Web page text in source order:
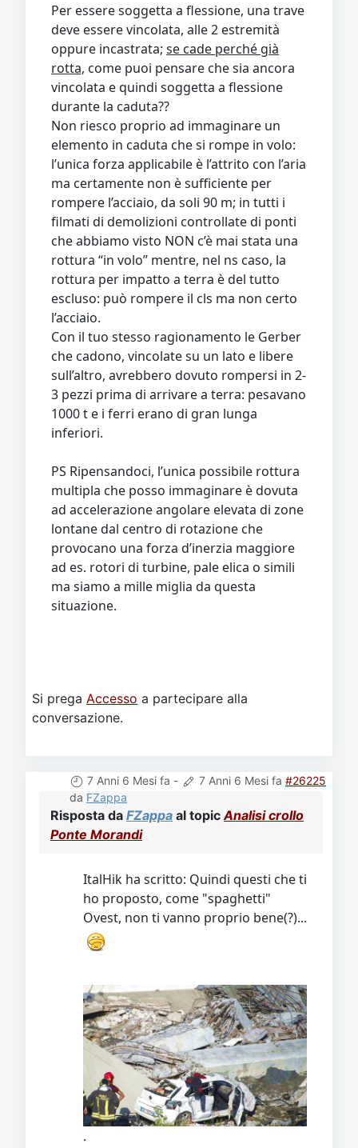
Per essere soggetta a flessione, una trave
deve essere vincolata, alle 2 estremità
oppure incastrata; se cade perché già
rotta, come puoi pensare che sia ancora
vincolata e quindi soggetta a flessione
durante la caduta??
Non riesco proprio ad immaginare un
elemento in caduta che si rompe in volo:
l’unica forza applicabile è l’attrito con l’aria
ma certamente non è sufficiente per
rompere l’acciaio, da soli 90 m; in tutti i
filmati di demolizioni controllate di ponti
che abbiamo visto NON c’è mai stata una
rottura “in volo” mentre, nel ns caso, la
rottura per impatto a terra è del tutto
escluso: può rompere il cls ma non certo
l’acciaio.
Con il tuo stesso ragionamento le Gerber
che cadono, vincolate su un lato e libere
sull’altro, avrebbero dovuto rompersi in 2-
3 pezzi prima di arrivare a terra: pesavano
1000 t e i ferri erano di gran lunga
inferiori.
PS Ripensandoci, l’unica possibile rottura
multipla che posso immaginare è dovuta
ad accelerazione angolare elevata di zone
lontane dal centro di rotazione che
provocano una forza d’inerzia maggiore
ad es. rotori di turbine, pale elica o simili
ma siamo a mille miglia da questa
situazione.
Si prega Accesso a partecipare alla
conversazione.
7 Anni 6 Mesi fa - 7 Anni 6 Mesi fa #26225
da FZappa
Risposta da FZappa al topic Analisi crollo
Ponte Morandi
ItalHik ha scritto: Quindi questi che ti
ho proposto, come "spaghetti"
Ovest, non ti vanno proprio bene(?)...
.